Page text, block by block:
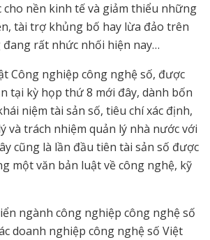
cho nền kinh tế và giảm thiểu những
tài trợ khủng bố hay lừa đảo trên
rất nhức nhối hiện nay…
Công nghiệp công nghệ số, được
tại kỳ họp thứ 8 mới đây, dành bốn
niệm tài sản số, tiêu chí xác định,
và trách nhiệm quản lý nhà nước với
cũng là lần đầu tiên tài sản số được
một văn bản luật về công nghệ, kỹ
ngành công nghiệp công nghệ số
doanh nghiệp công nghệ số Việt